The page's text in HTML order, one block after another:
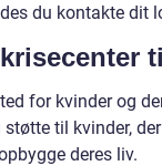
du kontakte dit
for kvinder og
til kvinder,
deres liv.